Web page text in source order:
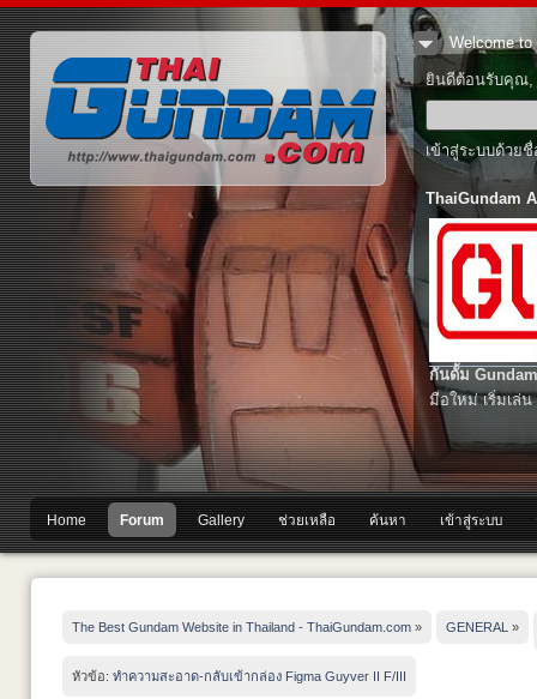
Welcome to
ยินดีต้อนรับคุณ,
เข้าสู่ระบบด้วย
ThaiGundam
กันดั้ม
มือใหม่ เริ่มเล่น
Home Forum Gallery ช่วยเหลือ ค้นหา เข้าสู่ระบบ
The Best Gundam Website in Thailand - ThaiGundam.com » GENERAL »
หัวข้อ: ทำความสะอาด-กลับเข้ากล่อง Figma Guyver II F/III